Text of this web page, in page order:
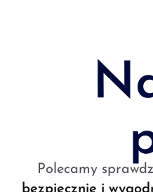
Polecamy
bezpiecznie i